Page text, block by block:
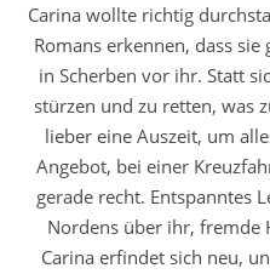
Carina wollte richtig
Romans erkennen, dass
in Scherben vor ihr. Statt
stürzen und zu retten, was
lieber eine Auszeit, um
Angebot, bei einer
gerade recht. Entspanntes
Nordens über ihr, fremde
Carina erfindet sich neu,